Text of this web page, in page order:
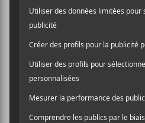
Remember Your Name
documentaire
Greg Record the
2019 en
plateformeMusique